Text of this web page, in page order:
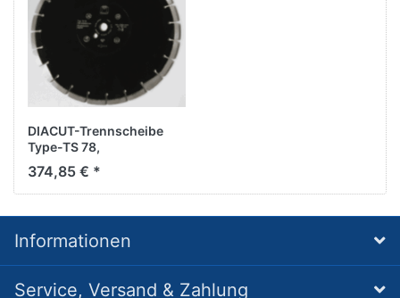
DIACUT-Trennscheibe
Type-TS 78,
D600/25,4mm
374,85 € *
Informationen
Service, Versand & Zahlung